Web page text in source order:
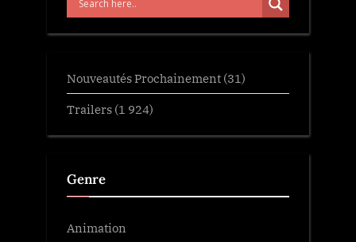
Nouveautés Prochainement (31)
Trailers (1 924)
Genre
Animation